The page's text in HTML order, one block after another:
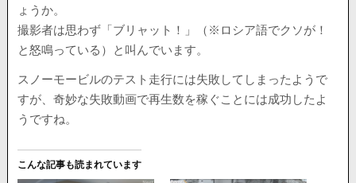
ょうか。
撮影者は思わず「ブリャット！」（※ロシア語でクソが！
と怒鳴っている）と叫んでいます。
スノーモービルのテスト走行には失敗してしまったようで
すが、奇妙な失敗動画で再生数を稼ぐことには成功したよ
うですね。
こんな記事も読まれています